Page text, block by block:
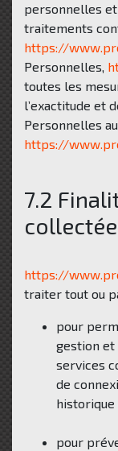
personnelles
traitements
https://
Personnelles,
toutes les
l’exactitude et
Personnelles
https://
7.2
https://
traiter tout ou
pour
gestion
services
de
historique
pour